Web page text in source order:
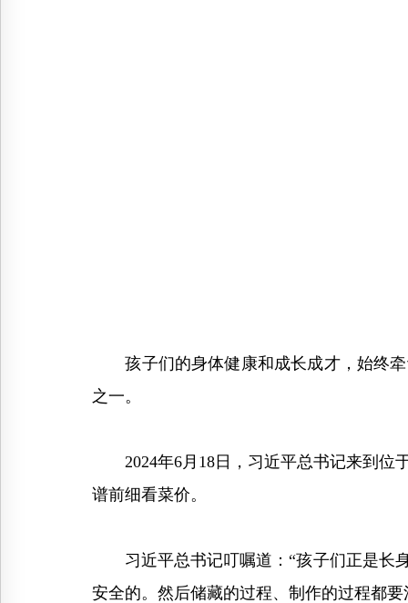
孩子们的身体健康和成长成才，始终牵
之一。
2024年6月18日，习近平总书记来到位
谱前细看菜价。
习近平总书记叮嘱道：“孩子们正是长身
安全的。然后储藏的过程、制作的过程都